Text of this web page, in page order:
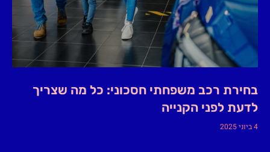
בחירת רכב משפחתי חסכוני: כל מה שצריך
לדעת לפני הקנייה
4 ביוני 2025